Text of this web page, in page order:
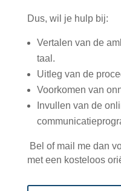
Dus, wil je hulp bij:
Vertalen van de
taal.
Uitleg van de
Voorkomen van
Invullen van de
Bel of mail me dan
met een kosteloos